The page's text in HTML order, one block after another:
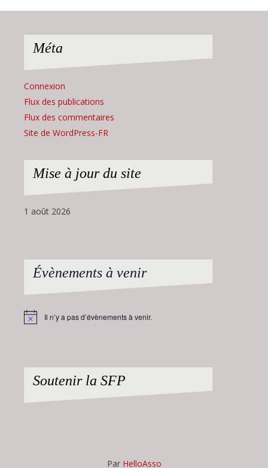
Méta
Connexion
Flux des publications
Flux des commentaires
Site de WordPress-FR
Mise à jour du site
1 août 2026
Évènements à venir
Notice Il n’y a pas d’évènements à venir.
Soutenir la SFP
Par HelloAsso